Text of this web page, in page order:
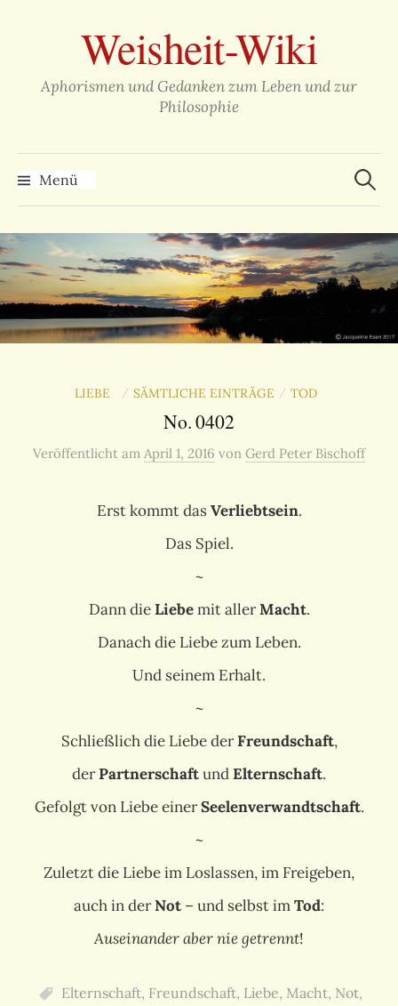
überspringenWeisheit-Wiki
Aphorismen und Gedanken zum Leben und zur
Philosophie
Menü
Suchen
nach:
LIEBE / SÄMTLICHE EINTRÄGE / TOD
No. 0402
Veröffentlicht am April 1, 2016 von Gerd Peter Bischoff
Erst kommt dasVerliebtsein.
Das Spiel.
~
Dann dieLiebemit allerMacht.
Danach die Liebe zum Leben.
Und seinem Erhalt.
~
Schließlich die Liebe derFreundschaft,
derPartnerschaftundElternschaft.
Gefolgt von Liebe einerSeelenverwandtschaft.
~
Zuletzt die Liebe im Loslassen, im Freigeben,
auch in derNot – und selbst imTod:
Auseinander aber nie getrennt!
Elternschaft, Freundschaft, Liebe, Macht, Not,